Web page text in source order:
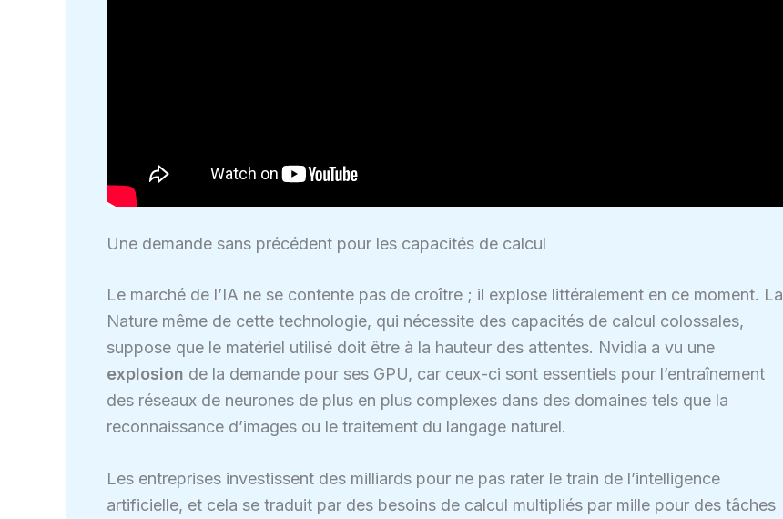
Une demande sans précédent pour les capacités de calcul
Le marché de l’IA ne se contente pas de croître ; il explose littéralement en ce moment. La
Nature même de cette technologie, qui nécessite des capacités de calcul colossales,
suppose que le matériel utilisé doit être à la hauteur des attentes. Nvidia a vu une
explosion de la demande pour ses GPU, car ceux-ci sont essentiels pour l’entraînement
des réseaux de neurones de plus en plus complexes dans des domaines tels que la
reconnaissance d’images ou le traitement du langage naturel.
Les entreprises investissent des milliards pour ne pas rater le train de l’intelligence
artificielle, et cela se traduit par des besoins de calcul multipliés par mille pour des tâches